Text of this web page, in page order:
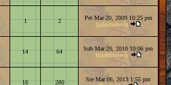
1 2
Pet Mar 20, 2009 10:25 pm
ljuba-trebotin
14 64
Sub Mar 20, 2010 10:06 pm
BileMilojevic
16 280
Sre Mar 06, 2013 1:55 pm